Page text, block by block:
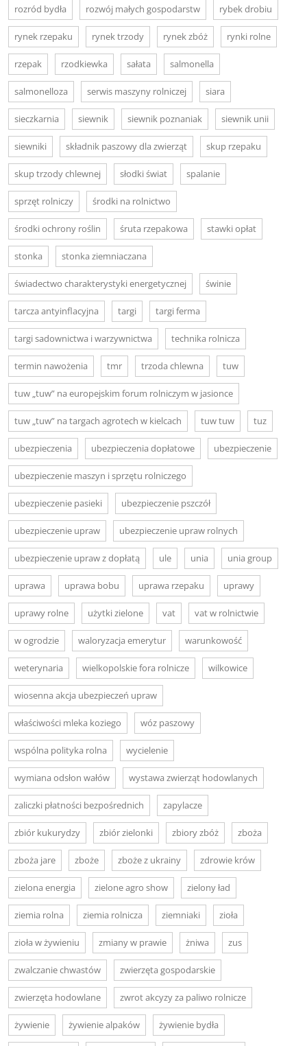
rozród bydła rozwój małych gospodarstw rybek drobiu
rynek rzepaku rynek trzody rynek zbóż rynki rolne
rzepak rzodkiewka sałata salmonella
salmonelloza serwis maszyny rolniczej siara
sieczkarnia siewnik siewnik poznaniak siewnik unii
siewniki składnik paszowy dla zwierząt skup rzepaku
skup trzody chlewnej słodki świat spalanie
sprzęt rolniczy środki na rolnictwo
środki ochrony roślin śruta rzepakowa stawki opłat
stonka stonka ziemniaczana
świadectwo charakterystyki energetycznej świnie
tarcza antyinflacyjna targi targi ferma
targi sadownictwa i warzywnictwa technika rolnicza
termin nawożenia tmr trzoda chlewna tuw
tuw „tuw” na europejskim forum rolniczym w jasionce
tuw „tuw” na targach agrotech w kielcach tuw tuw tuz
ubezpieczenia ubezpieczenia dopłatowe ubezpieczenie
ubezpieczenie maszyn i sprzętu rolniczego
ubezpieczenie pasieki ubezpieczenie pszczół
ubezpieczenie upraw ubezpieczenie upraw rolnych
ubezpieczenie upraw z dopłatą ule unia unia group
uprawa uprawa bobu uprawa rzepaku uprawy
uprawy rolne użytki zielone vat vat w rolnictwie
w ogrodzie waloryzacja emerytur warunkowość
weterynaria wielkopolskie fora rolnicze wilkowice
wiosenna akcja ubezpieczeń upraw
właściwości mleka koziego wóz paszowy
wspólna polityka rolna wycielenie
wymiana odsłon wałów wystawa zwierząt hodowlanych
zaliczki płatności bezpośrednich zapylacze
zbiór kukurydzy zbiór zielonki zbiory zbóż zboża
zboża jare zboże zboże z ukrainy zdrowie krów
zielona energia zielone agro show zielony ład
ziemia rolna ziemia rolnicza ziemniaki zioła
zioła w żywieniu zmiany w prawie żniwa zus
zwalczanie chwastów zwierzęta gospodarskie
zwierzęta hodowlane zwrot akcyzy za paliwo rolnicze
żywienie żywienie alpaków żywienie bydła